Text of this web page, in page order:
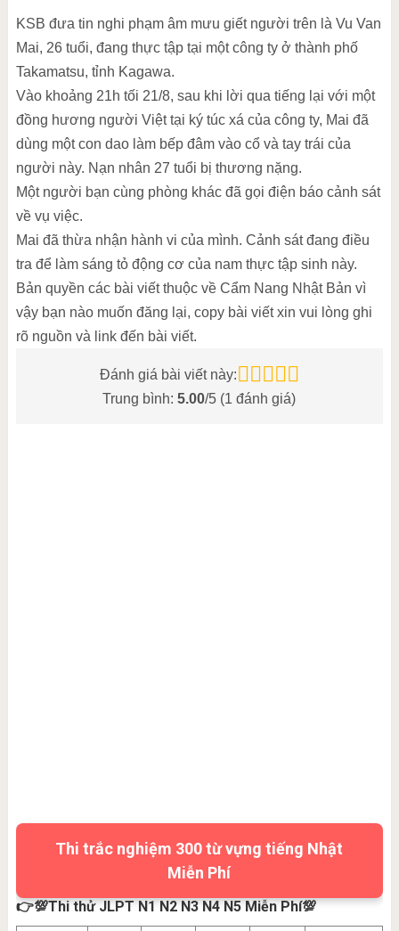
KSB đưa tin nghi phạm âm mưu giết người trên là Vu Van
Mai, 26 tuổi, đang thực tập tại một công ty ở thành phố
Takamatsu, tỉnh Kagawa.
Vào khoảng 21h tối 21/8, sau khi lời qua tiếng lại với một
đồng hương người Việt tại ký túc xá của công ty, Mai đã
dùng một con dao làm bếp đâm vào cổ và tay trái của
người này. Nạn nhân 27 tuổi bị thương nặng.
Một người bạn cùng phòng khác đã gọi điện báo cảnh sát
về vụ việc.
Mai đã thừa nhận hành vi của mình. Cảnh sát đang điều
tra để làm sáng tỏ động cơ của nam thực tập sinh này.
Bản quyền các bài viết thuộc về Cẩm Nang Nhật Bản vì
vậy bạn nào muốn đăng lại, copy bài viết xin vui lòng ghi
rõ nguồn và link đến bài viết.
Đánh giá bài viết này:
Trung bình:5.00/5 (1 đánh giá)
Thi trắc nghiệm 300 từ vựng tiếng Nhật
Miễn Phí
👉💯Thi thử JLPT N1 N2 N3 N4 N5 Miễn Phí💯